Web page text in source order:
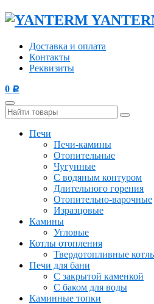
Доставка и оплата
Контакты
Реквизиты
0 Р
Печи
Печи-камины
Отопительные
Чугунные
С водяным контуром
Длительного горения
Отопительно-варочные
Изразцовые
Камины
Угловые
Котлы отопления
Твердотопливные
Печи для бани
С закрытой каменкой
С баком для воды
Каминные топки